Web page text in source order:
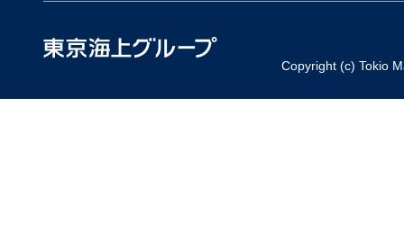
Copyright (c) Tokio